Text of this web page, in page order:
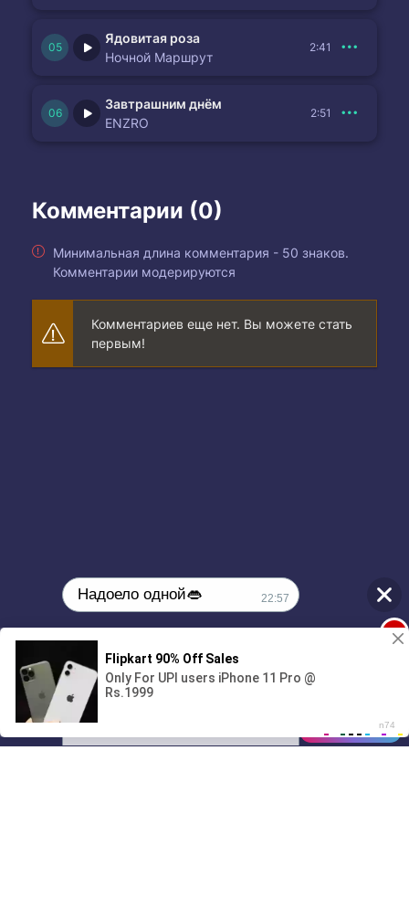
Ядовитая роза
Ночной Маршрут
2:41
Завтрашним днём
ENZRO
2:51
Комментарии (0)
Минимальная длина комментария - 50 знаков.
Комментарии модерируются
Комментариев еще нет. Вы можете стать
первым!
01/07
00:00
Надоело одной👄 22:57
🔞Может, изменим это?💦
22:57
1